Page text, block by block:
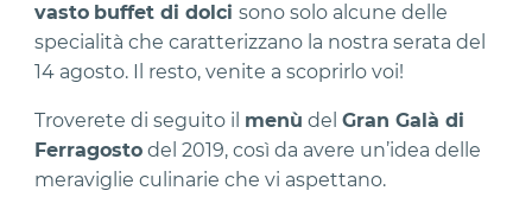
vasto buffet di dolci sono solo alcune delle
specialità che caratterizzano la nostra serata del
14 agosto. Il resto, venite a scoprirlo voi!
Troverete di seguito il menù delGran Galà di
Ferragosto del 2019, così da avere un’idea delle
meraviglie culinarie che vi aspettano.